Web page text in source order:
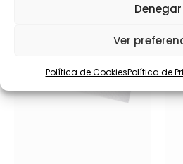
Denegar
Ver
Política de CookiesPolítica de